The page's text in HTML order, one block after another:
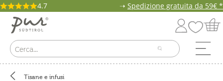
4.7 ➝ Spedizione gratuita da 59€ *
Tisane e infusi